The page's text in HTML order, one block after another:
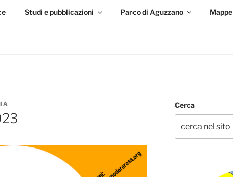
Studi e pubblicazioni Parco di Aguzzano Mappe
Cerca